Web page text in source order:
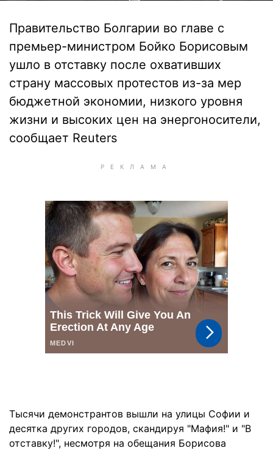
Правительство Болгарии во главе с
премьер-министром Бойко Борисовым
ушло в отставку после охвативших
страну массовых протестов из-за мер
бюджетной экономии, низкого уровня
жизни и высоких цен на энергоносители,
сообщает Reuters
Тысячи демонстрантов вышли на улицы Софии и
десятка других городов, скандируя "Мафия!" и "В
отставку!", несмотря на обещания Борисова